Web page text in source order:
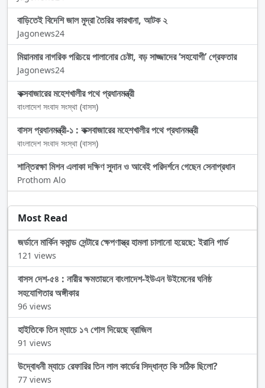
বাড়িতেই বিদেশি জাল মুদ্রা তৈরির কারখানা, আটক ২
Jagonews24
মিয়ানমার নাগরিক পরিচয়ে পালানোর চেষ্টা, বড় সাজ্জাদের ‘সহযোগী’ গ্রেফতার
Jagonews24
কক্সবাজারের মহেশখালীর পথে প্রধানমন্ত্রী
বাংলাদেশ সংবাদ সংস্থা (বাসস)
বাসস প্রধানমন্ত্রী-১ : কক্সবাজারের মহেশখালীর পথে প্রধানমন্ত্রী
বাংলাদেশ সংবাদ সংস্থা (বাসস)
শান্তিরক্ষা মিশন এলাকা দক্ষিণ সুদান ও আবেই পরিদর্শনে গেছেন সেনাপ্রধান
Prothom Alo
Most Read
জর্ডানে মার্কিন কমান্ড সেন্টারে ক্ষেপণাস্ত্র হামলা চালানো হয়েছে: ইরানি গার্ড
121 views
বাসস দেশ-৫৪ : নারীর ক্ষমতায়নে বাংলাদেশ-ইউএন উইমেনের ঘনিষ্ঠ
সহযোগিতার অঙ্গীকার
96 views
হাইতিকে তিন ম্যাচে ১৭ গোল দিয়েছে ব্রাজিল
91 views
উদ্বোধনী ম্যাচে রেফারির তিন লাল কার্ডের সিদ্ধান্ত কি সঠিক ছিলো?
77 views